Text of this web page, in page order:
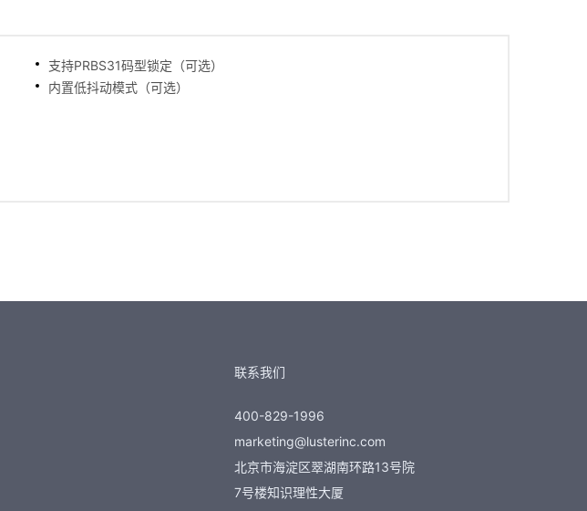
支持PRBS31码型锁定（可选）
内置低抖动模式（可选）
联系我们
400-829-1996
marketing@lusterinc.com
北京市海淀区翠湖南环路13号院
7号楼知识理性大厦